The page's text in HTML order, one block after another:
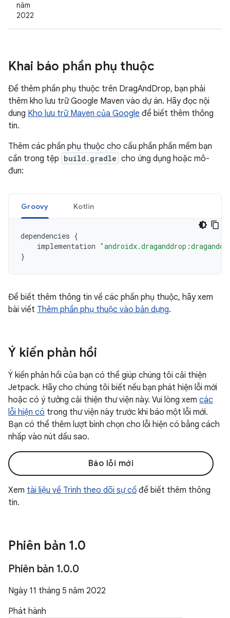
năm
2022
Khai báo phần phụ thuộc
Để thêm phần phụ thuộc trên DragAndDrop, bạn phải
thêm kho lưu trữ Google Maven vào dự án. Hãy đọc nội
dung Kho lưu trữ Maven của Google để biết thêm thông
tin.
Thêm các phần phụ thuộc cho cấu phần phần mềm bạn
cần trong tệp build.gradle cho ứng dụng hoặc mô-
đun:
Groovy Kotlin
dependencies {
implementation
}
Để biết thêm thông tin về các phần phụ thuộc, hãy xem
bài viết Thêm phần phụ thuộc vào bản dựng.
Ý kiến phản hồi
Ý kiến phản hồi của bạn có thể giúp chúng tôi cải thiện
Jetpack. Hãy cho chúng tôi biết nếu bạn phát hiện lỗi mới
hoặc có ý tưởng cải thiện thư viện này. Vui lòng xem các
lỗi hiện có trong thư viện này trước khi báo một lỗi mới.
Bạn có thể thêm lượt bình chọn cho lỗi hiện có bằng cách
nhấp vào nút dấu sao.
Báo lỗi mới
Xem tài liệu về Trình theo dõi sự cố để biết thêm thông
tin.
Phiên bản 1.0
Phiên bản 1.0.0
Ngày 11 tháng 5 năm 2022
Phát hành